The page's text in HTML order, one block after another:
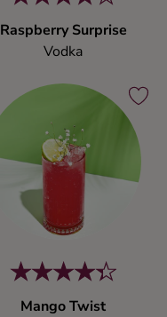
Raspberry Surprise
Vodka
Mango Twist